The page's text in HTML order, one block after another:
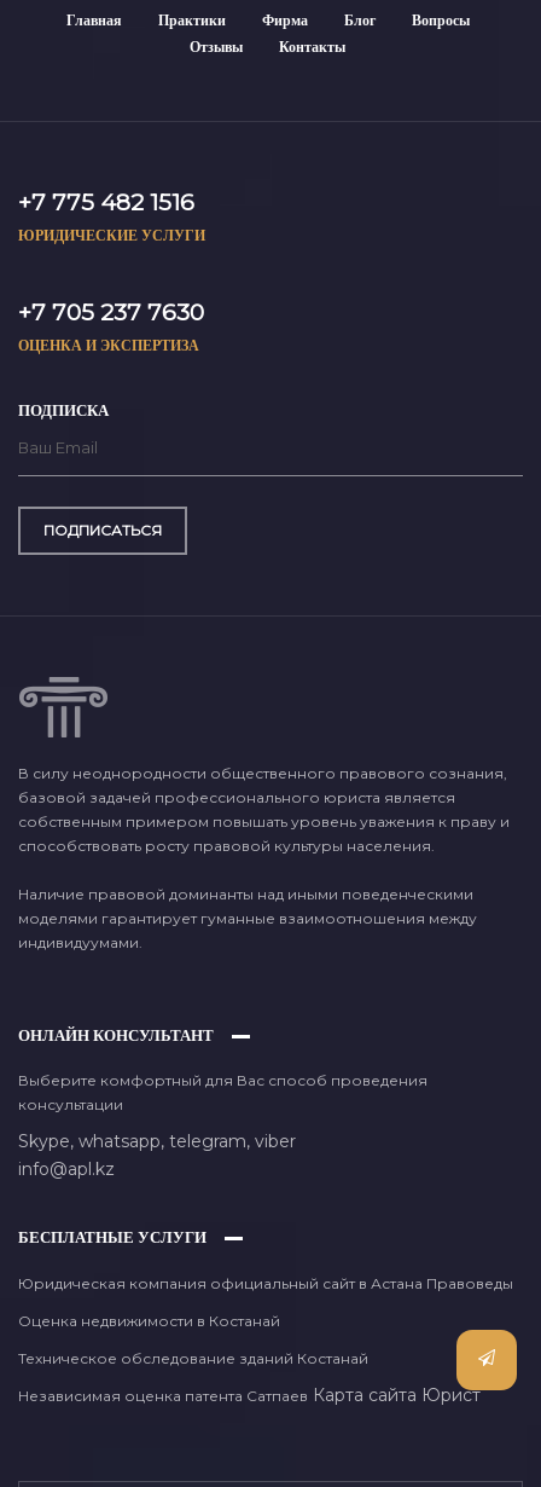
Главная Практики Фирма Блог
Вопросы
Отзывы
Контакты
+7 775 482 1516
ЮРИДИЧЕСКИЕ УСЛУГИ
+7 705 237 7630
ОЦЕНКА И ЭКСПЕРТИЗА
ПОДПИСКА
ПОДПИСАТЬСЯ
В силу неоднородности общественного правового сознания,
базовой задачей профессионального юриста является
собственным примером повышать уровень уважения к праву и
способствовать росту правовой культуры населения.
Наличие правовой доминанты над иными поведенческими
моделями гарантирует гуманные взаимоотношения между
индивидуумами.
ОНЛАЙН КОНСУЛЬТАНТ
Выберите комфортный для Вас способ проведения
консультации
Skype, whatsapp, telegram, viber
info@apl.kz
БЕСПЛАТНЫЕ УСЛУГИ
Юридическая компания официальный сайт в Астана Правоведы
Оценка недвижимости в Костанай
Техническое обследование зданий Костанай
Независимая оценка патента Сатпаев Карта сайта Юрист